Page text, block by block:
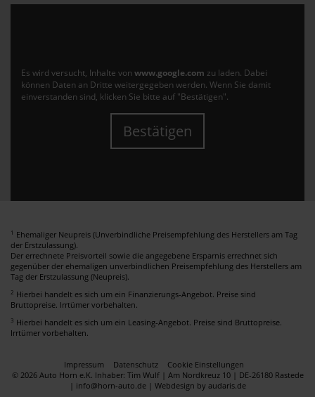
Es wird versucht, Inhalte von www.google.com zu laden. Dabei
können Daten an Dritte weitergegeben werden. Wenn Sie damit
einverstanden sind, klicken Sie bitte auf "Bestätigen".
Bestätigen
1 Ehemaliger Neupreis (Unverbindliche Preisempfehlung des Herstellers am Tag
der Erstzulassung).
Der errechnete Preisvorteil sowie die angegebene Ersparnis errechnet sich
gegenüber der ehemaligen unverbindlichen Preisempfehlung des Herstellers am
Tag der Erstzulassung (Neupreis).
2 Hierbei handelt es sich um ein Finanzierungs-Angebot. Preise sind
Bruttopreise. Irrtümer vorbehalten.
3 Hierbei handelt es sich um ein Leasing-Angebot. Preise sind Bruttopreise.
Irrtümer vorbehalten.
Impressum Datenschutz
Cookie Einstellungen
© 2026 Auto Horn e.K. Inhaber: Tim Wulf | Am Nordkreuz 10 | DE-26180 Rastede
| info@horn-auto.de | Webdesign by audaris.de